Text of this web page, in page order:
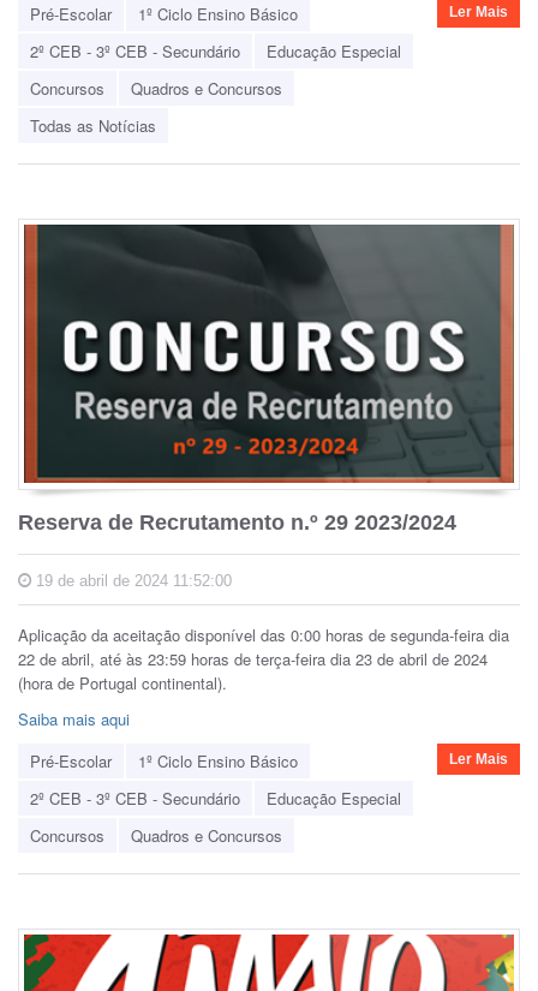
Pré-Escolar
1º Ciclo Ensino Básico
2º CEB - 3º CEB - Secundário
Educação Especial
Concursos
Quadros e Concursos
Todas as Notícias
Ler Mais
Reserva de Recrutamento n.º 29 2023/2024
19 de abril de 2024 11:52:00
Aplicação da aceitação disponível das 0:00 horas de segunda-feira dia
22 de abril, até às 23:59 horas de terça-feira dia 23 de abril de 2024
(hora de Portugal continental).
Saiba mais aqui
Pré-Escolar
1º Ciclo Ensino Básico
2º CEB - 3º CEB - Secundário
Educação Especial
Concursos
Quadros e Concursos
Ler Mais